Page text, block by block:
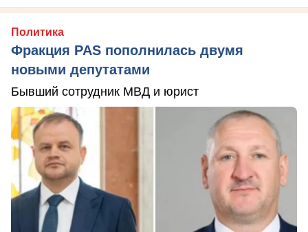
Политика
Фракция PAS пополнилась двумя
новыми депутатами
Бывший сотрудник МВД и юрист